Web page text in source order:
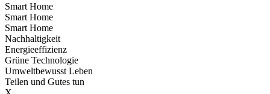
Smart Home
Smart Home
Smart Home
Nachhaltigkeit
Energieeffizienz
Grüne Technologie
Umweltbewusst Leben
Teilen und Gutes tun